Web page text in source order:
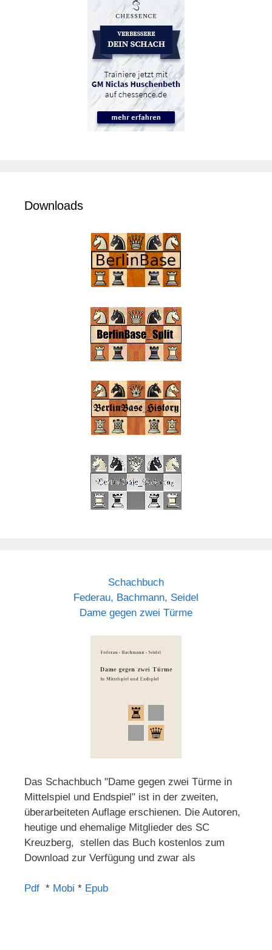
Downloads
Schachbuch
Federau, Bachmann, Seidel
Dame gegen zwei Türme
Das Schachbuch "Dame gegen zwei Türme in
Mittelspiel und Endspiel" ist in der zweiten,
überarbeiteten Auflage erschienen. Die Autoren,
heutige und ehemalige Mitglieder des SC
Kreuzberg, stellen das Buch kostenlos zum
Download zur Verfügung und zwar als
Pdf * Mobi * Epub